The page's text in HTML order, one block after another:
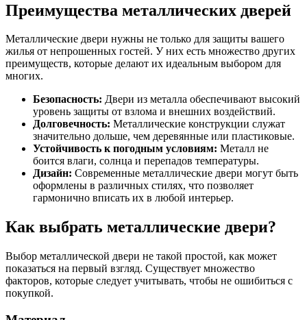
Преимущества металлических дверей
Металлические двери нужны не только для защиты вашего
жилья от непрошенных гостей. У них есть множество других
преимуществ, которые делают их идеальным выбором для
многих.
Безопасность: Двери из металла обеспечивают высокий
уровень защиты от взлома и внешних воздействий.
Долговечность: Металлические конструкции служат
значительно дольше, чем деревянные или пластиковые.
Устойчивость к погодным условиям: Металл не
боится влаги, солнца и перепадов температуры.
Дизайн: Современные металлические двери могут быть
оформлены в различных стилях, что позволяет
гармонично вписать их в любой интерьер.
Как выбрать металлические двери?
Выбор металлической двери не такой простой, как может
показаться на первый взгляд. Существует множество
факторов, которые следует учитывать, чтобы не ошибиться с
покупкой.